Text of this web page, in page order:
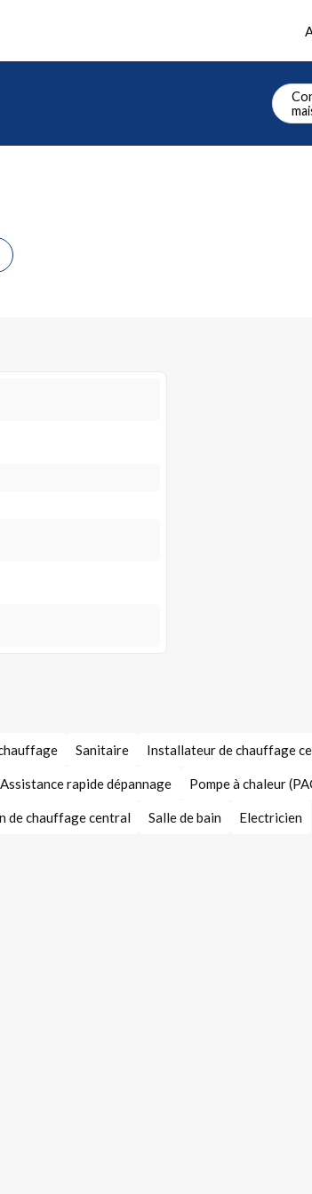
Sanitaire Installateur de chauffage
Assistance rapide dépannage Pompe à chaleur
de chauffage central Salle de bain Electricien